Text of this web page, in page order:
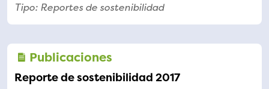
Tipo: Reportes de sostenibilidad
Publicaciones
Reporte de sostenibilidad 2017